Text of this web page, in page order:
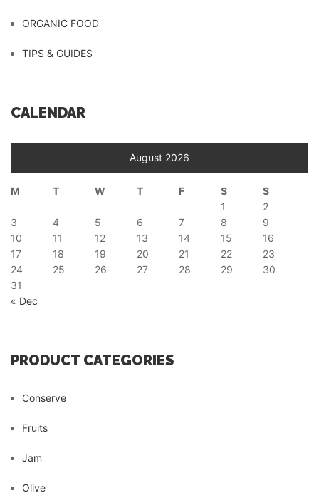
ORGANIC FOOD
TIPS & GUIDES
CALENDAR
August 2026
M T W T F S
S
1
2
3
4 5 6 7 8
9
10
11 12 13 14 15
16
17
18 19 20 21 22
23
24
25 26 27 28 29
30
31
« Dec
PRODUCT CATEGORIES
Conserve
Fruits
Jam
Olive